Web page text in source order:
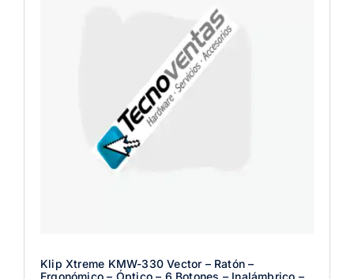
Klip Xtreme KMW-330 Vector – Ratón –
Ergonómico – Óptico – 6 Botones – Inalámbrico –